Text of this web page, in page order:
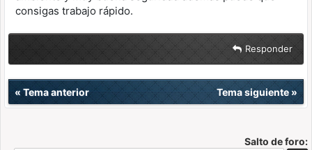
consigas trabajo rápido.
Responder
« Tema anterior Tema siguiente»
Salto de foro: